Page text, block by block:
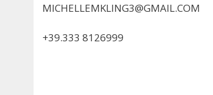
MICHELLEMKLING3@GMAIL.COM
+39.333 8126999